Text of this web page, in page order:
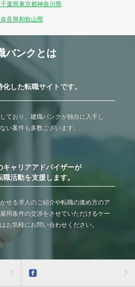
千葉県東京都神奈川県
奈良県和歌山県
バンクとは
した転職サイトです。
ており、建職バンクが独自に入手し
い案件も多数ございます。
キャリアアドバイザーが
職活動を支援します。
せる求人のご紹介や転職の進め方のア
用条件の交渉をさせていただけるケー
お気軽にお問い合わせください。